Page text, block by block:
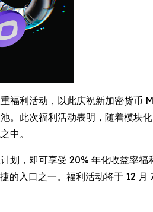
福利活动，以此庆祝新加密货币
。此次福利活动表明，随着模块
中。
划，即可享受 20% 年化收益率福
入口之一。福利活动将于 12 月